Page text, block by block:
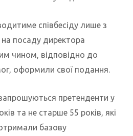
співбесіду лише з
посаду директора
чином, відповідно до
оформили свої подання.
претенденти у
та не старше 55 років, які
базову